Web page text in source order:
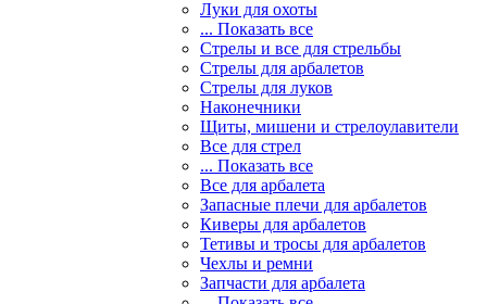
Луки для охоты
... Показать все
Стрелы и все для стрельбы
Стрелы для арбалетов
Стрелы для луков
Наконечники
Щиты, мишени и стрелоулавители
Все для стрел
... Показать все
Все для арбалета
Запасные плечи для арбалетов
Киверы для арбалетов
Тетивы и тросы для арбалетов
Чехлы и ремни
Запчасти для арбалета